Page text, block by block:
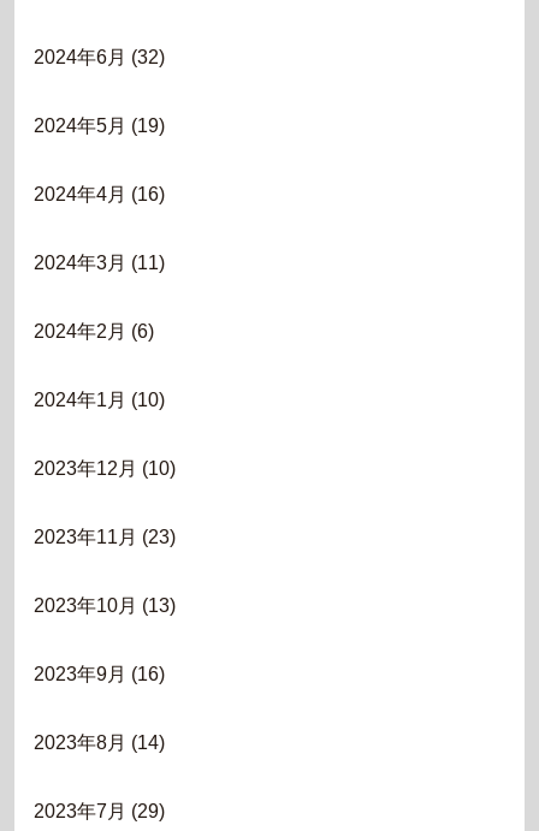
2024年6月 (32)
2024年5月 (19)
2024年4月 (16)
2024年3月 (11)
2024年2月 (6)
2024年1月 (10)
2023年12月 (10)
2023年11月 (23)
2023年10月 (13)
2023年9月 (16)
2023年8月 (14)
2023年7月 (29)